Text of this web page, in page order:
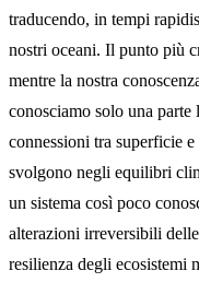
traducendo, in tempi
nostri oceani. Il punto più
mentre la nostra
conosciamo solo una
connessioni tra superficie
svolgono negli equilibri
un sistema così poco
alterazioni irreversibili
resilienza degli ecosistemi